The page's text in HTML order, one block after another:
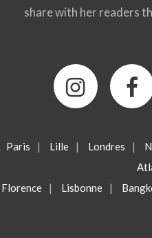
share with her readers
Paris | Lille | Londres |
Florence
| Lisbonne |